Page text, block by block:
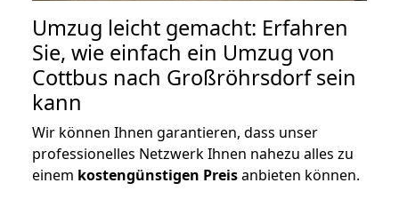
Umzug leicht gemacht: Erfahren
Sie, wie einfach ein Umzug von
Cottbus nach Großröhrsdorf sein
kann
Wir können Ihnen garantieren, dass unser
professionelles Netzwerk Ihnen nahezu alles zu
einem kostengünstigen Preisanbieten können.